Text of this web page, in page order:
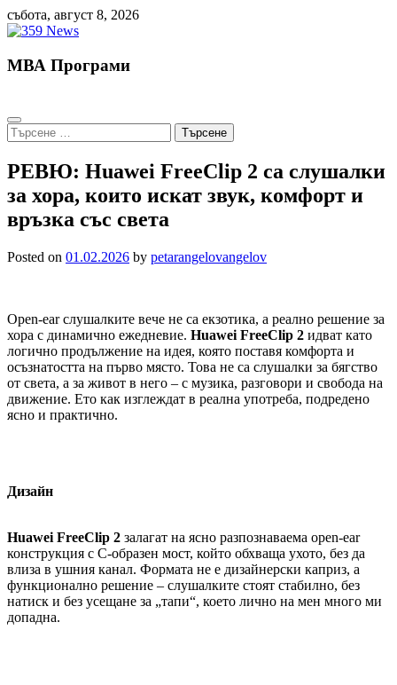
Skip
to
събота, август 8, 2026
МВА Програми
Търсене
за:
РЕВЮ: Huawei FreeClip 2 са слушалки
за хора, които искат звук, комфорт и
връзка със света
Posted on 01.02.2026 by petarangelovangelov
Open-ear слушалките вече не са екзотика, а реално решение за
хора с динамично ежедневие. Huawei FreeClip 2 идват като
логично продължение на идея, която поставя комфорта и
осъзнатостта на първо място. Това не са слушалки за бягство
от света, а за живот в него – с музика, разговори и свобода на
движение. Ето как изглеждат в реална употреба, подредено
ясно и практично.
Дизайн
Huawei FreeClip 2 залагат на ясно разпознаваема open-ear
конструкция с C-образен мост, който обхваща ухото, без да
влиза в ушния канал. Формата не е дизайнерски каприз, а
функционално решение – слушалките стоят стабилно, без
натиск и без усещане за „тапи“, което лично на мен много ми
допадна.